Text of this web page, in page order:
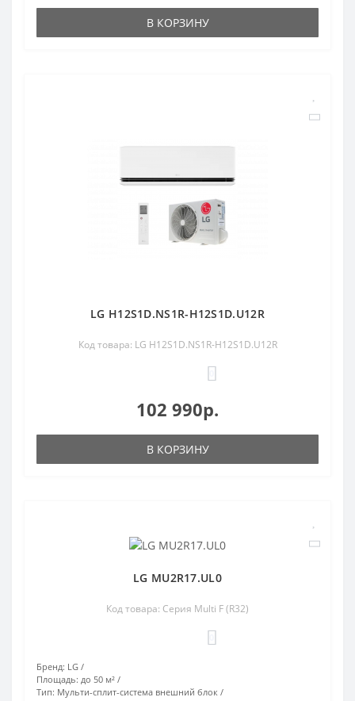
В КОРЗИНУ
LG H12S1D.NS1R-H12S1D.U12R
Код товара: LG H12S1D.NS1R-H12S1D.U12R
102 990р.
В КОРЗИНУ
LG MU2R17.UL0
Код товара: Серия Multi F (R32)
Бренд: LG
Площадь: до 50 м²
Тип: Мульти-сплит-система внешний блок